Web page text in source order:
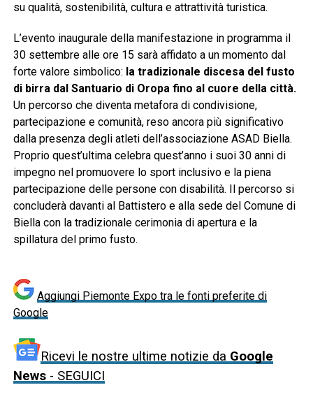
su qualità, sostenibilità, cultura e attrattività turistica.
L’evento inaugurale della manifestazione in programma il
30 settembre alle ore 15 sarà affidato a un momento dal
forte valore simbolico: la tradizionale discesa del fusto
di birra dal Santuario di Oropa fino al cuore della città.
Un percorso che diventa metafora di condivisione,
partecipazione e comunità, reso ancora più significativo
dalla presenza degli atleti dell’associazione ASAD Biella.
Proprio quest’ultima celebra quest’anno i suoi 30 anni di
impegno nel promuovere lo sport inclusivo e la piena
partecipazione delle persone con disabilità. Il percorso si
concluderà davanti al Battistero e alla sede del Comune di
Biella con la tradizionale cerimonia di apertura e la
spillatura del primo fusto.
Aggiungi Piemonte Expo tra le fonti preferite di
Google
Ricevi le nostre ultime notizie da Google
News- SEGUICI